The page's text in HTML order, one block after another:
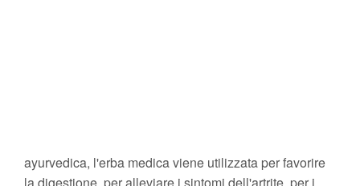
ayurvedica, l'erba medica viene utilizzata per favorire